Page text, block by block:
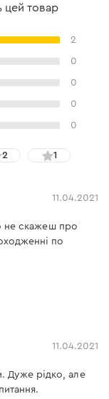
цей товар
2
0
0
0
0
2 1
11.04.2021
не скажеш про
по
11.04.2021
Дуже рідко, але